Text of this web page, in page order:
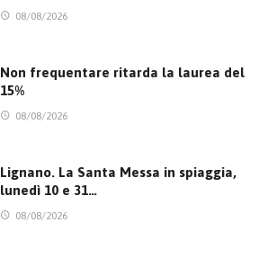
08/08/2026
Non frequentare ritarda la laurea del
15%
08/08/2026
Lignano. La Santa Messa in spiaggia,
lunedì 10 e 31…
08/08/2026